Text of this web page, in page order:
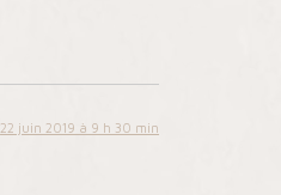
22 juin 2019 à 9 h 30 min